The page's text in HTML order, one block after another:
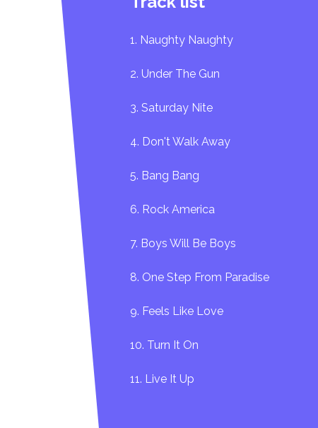
1. Naughty Naughty
2. Under The Gun
3. Saturday Nite
4. Don't Walk Away
5. Bang Bang
6. Rock America
7. Boys Will Be Boys
8. One Step From Paradise
9. Feels Like Love
10. Turn It On
11. Live It Up